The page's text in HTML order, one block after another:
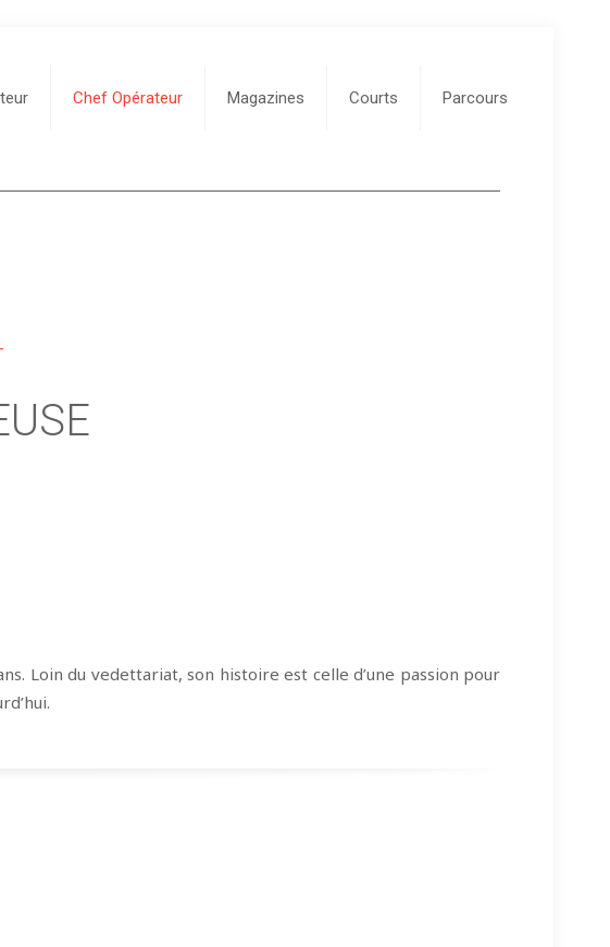
Chef Opérateur Magazines Courts Parcours
Loin du vedettariat, son histoire est celle d’une passion pour